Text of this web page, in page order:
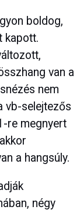
boldog,
kapott.
van a
nem
vb-selejtezős
re megnyert
a hangsúly.
négy